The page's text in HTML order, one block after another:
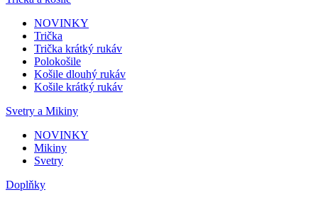
NOVINKY
Trička
Trička krátký rukáv
Polokošile
Košile dlouhý rukáv
Košile krátký rukáv
Svetry a Mikiny
NOVINKY
Mikiny
Svetry
Doplňky